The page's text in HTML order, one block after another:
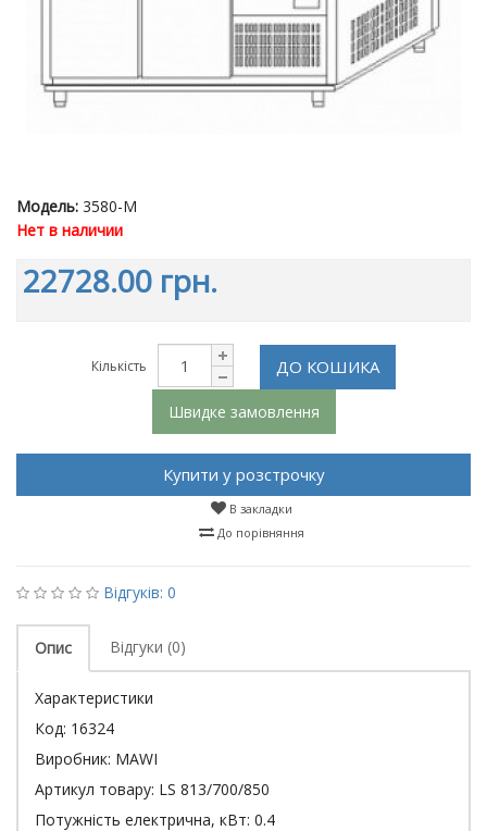
Модель: 3580-M
Нет в наличии
22728.00 грн.
Кількість ДО КОШИКА
Швидке замовлення
Купити у розстрочку
В закладки
До порівняння
Відгуків: 0
Опис Відгуки (0)
Характеристики
Код: 16324
Виробник: MAWI
Артикул товару: LS 813/700/850
Потужність електрична, кВт: 0.4